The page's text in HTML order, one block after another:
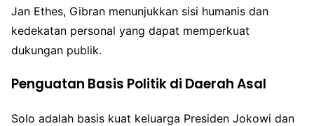
Jan Ethes, Gibran menunjukkan sisi humanis dan
kedekatan personal yang dapat memperkuat
dukungan publik.
Penguatan Basis Politik di Daerah Asal
Solo adalah basis kuat keluarga Presiden Jokowi dan